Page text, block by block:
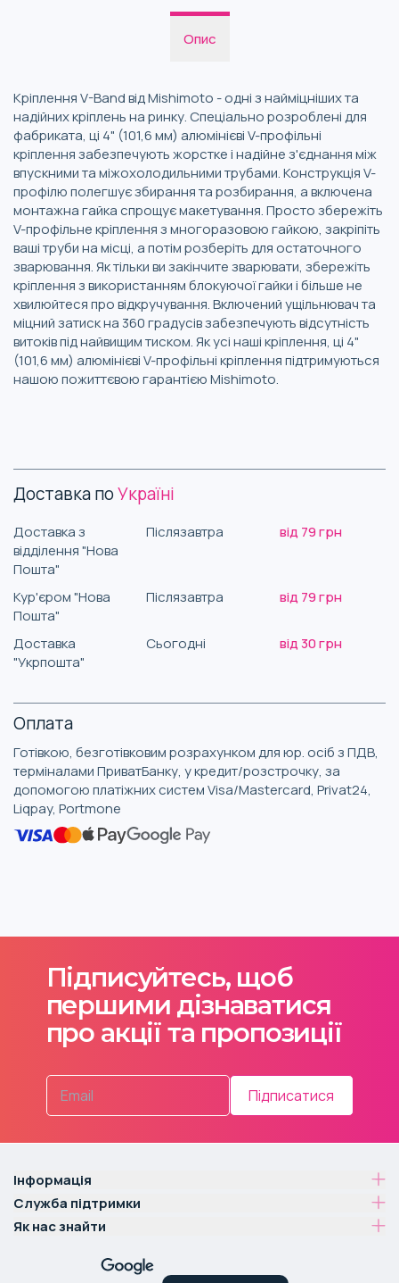
Опис
Кріплення V-Band від Mishimoto - одні з найміцніших та
надійних кріплень на ринку. Спеціально розроблені для
фабриката, ці 4" (101,6 мм) алюмінієві V-профільні
кріплення забезпечують жорстке і надійне з'єднання між
впускними та міжохолодильними трубами. Конструкція V-
профілю полегшує збирання та розбирання, а включена
монтажна гайка спрощує макетування. Просто збережіть
V-профільне кріплення з многоразовою гайкою, закріпіть
ваші труби на місці, а потім розберіть для остаточного
зварювання. Як тільки ви закінчите зварювати, збережіть
кріплення з використанням блокуючої гайки і більше не
хвилюйтеся про відкручування. Включений ущільнювач та
міцний затиск на 360 градусів забезпечують відсутність
витоків під найвищим тиском. Як усі наші кріплення, ці 4"
(101,6 мм) алюмінієві V-профільні кріплення підтримуються
нашою пожиттєвою гарантією Mishimoto.
Доставка поУкраїні
Доставка з
відділення "Нова
Пошта"
Післязавтра від 79 грн
Кур'єром "Нова
Пошта"
Післязавтра від 79 грн
Доставка
"Укрпошта"
Сьогодні від 30 грн
Оплата
Готівкою, безготівковим розрахунком для юр. осіб з ПДВ,
терміналами ПриватБанку, у кредит/розстрочку, за
допомогою платіжних систем Visa/Mastercard, Privat24,
Liqpay, Portmone
Підписуйтесь, щоб
першими дізнаватися
про акції та пропозиції
Підписатися
Інформація
Служба підтримки
Як нас знайти